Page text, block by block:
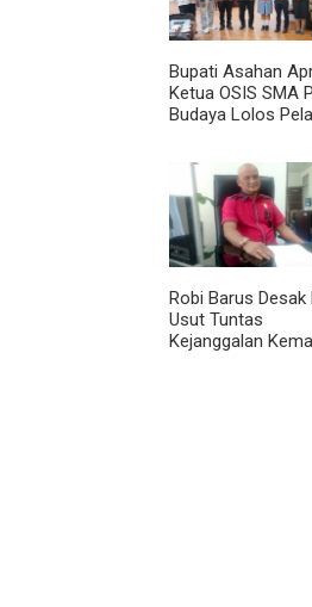
Bupati Asahan
Ketua OSIS SMA
Budaya Lolos
Robi Barus Desak
Usut Tuntas
Kejanggalan